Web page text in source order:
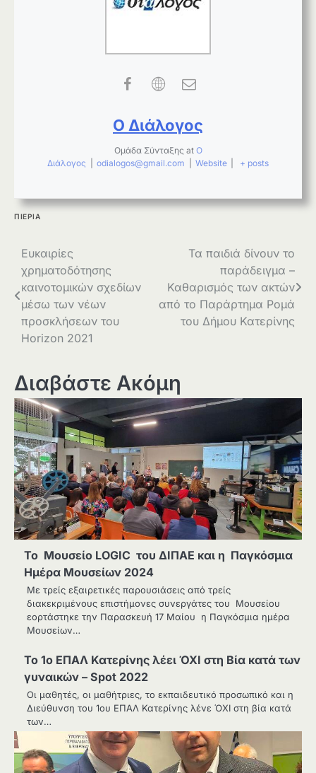
Ο Διάλογος
Ομάδα Σύνταξης at Ο
Διάλογος
odialogos@gmail.com Website + posts
ΠΙΕΡΙΑ
Πλοήγηση
άρθρων
Eυκαιρίες
χρηματοδότησης
καινοτομικών σχεδίων
μέσω των νέων
προσκλήσεων του
Horizon 2021
Τα παιδιά δίνουν το
παράδειγμα –
Καθαρισμός των ακτών
από το Παράρτημα Ρομά
του Δήμου Κατερίνης
Διαβάστε Ακόμη
To Μουσείο LOGIC του ΔΙΠΑΕ και η Παγκόσμια
Hμέρα Μουσείων 2024
Με τρείς εξαιρετικές παρουσιάσεις από τρείς
διακεκριμένους επιστήμονες συνεργάτες του Μουσείου
εορτάστηκε την Παρασκευή 17 Μαίου η Παγκόσμια ημέρα
Μουσείων…
To 1o EΠΑΛ Κατερίνης λέει ΌΧΙ στη Βία κατά των
γυναικών – Spot 2022
Οι μαθητές, οι μαθήτριες, το εκπαιδευτικό προσωπικό και η
Διεύθυνση του 1ου ΕΠΑΛ Κατερίνης λένε ΌΧΙ στη βία κατά
των…